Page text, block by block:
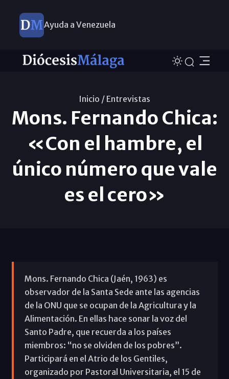
Ayuda a Venezuela
Inicio / Entrevistas
Mons. Fernando Chica:
«Con el hambre, el
único número que vale
es el cero»
Mons. Fernando Chica (Jaén, 1963) es
observador de la Santa Sede ante las agencias
de la ONU que se ocupan de la Agricultura y la
Alimentación. En ellas hace sonar la voz del
Santo Padre, que recuerda a los países
miembros: “no se olviden de los pobres”.
Participará en el Atrio de los Gentiles,
organizado por Pastoral Universitaria, el 15 de